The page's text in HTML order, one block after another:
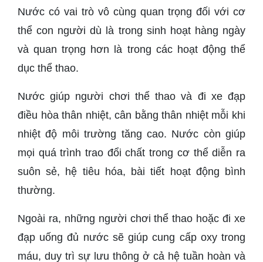
Nước có vai trò vô cùng quan trọng đối với cơ
thể con người dù là trong sinh hoạt hàng ngày
và quan trọng hơn là trong các hoạt động thể
dục thể thao.
Nước giúp người chơi thể thao và đi xe đạp
điều hòa thân nhiệt, cân bằng thân nhiệt mỗi khi
nhiệt độ môi trường tăng cao. Nước còn giúp
mọi quá trình trao đổi chất trong cơ thể diễn ra
suôn sẻ, hệ tiêu hóa, bài tiết hoạt động bình
thường.
Ngoài ra, những người chơi thể thao hoặc đi xe
đạp uống đủ nước sẽ giúp cung cấp oxy trong
máu, duy trì sự lưu thông ở cả hệ tuần hoàn và